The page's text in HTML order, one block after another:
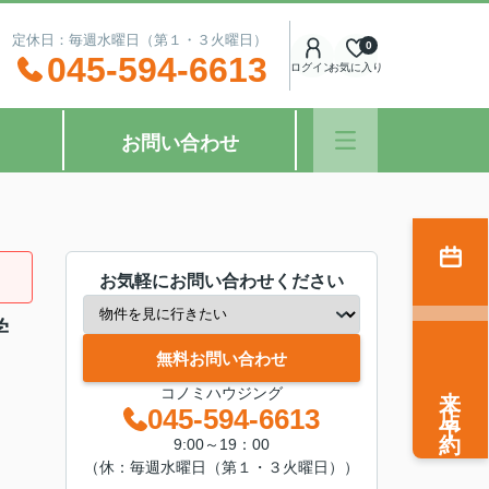
休日：毎週水曜日（第１・３火曜日）
045-594-6613 ログインお気に入り
0
お問い合わせ
お気軽にお問い合わせください
無料お問い合わせ
コノミハウジング
045-594-6613
9:00～19：00
（休：毎週水曜日（第１・３火曜日））
来店予約